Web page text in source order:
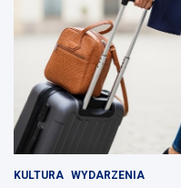
KULTURA WYDARZENIA